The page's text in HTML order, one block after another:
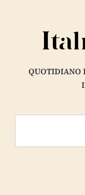
QUOTIDIANO